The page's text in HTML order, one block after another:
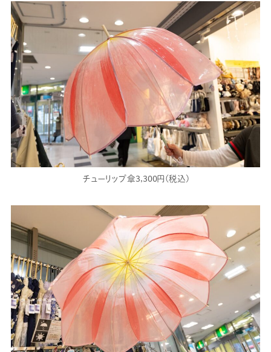
チューリップ傘3,300円(税込)